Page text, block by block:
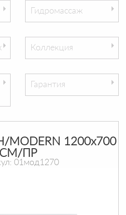
Гидромассаж
Коллекция
Гарантия
1200х700
СМ/ПР
01мод1270